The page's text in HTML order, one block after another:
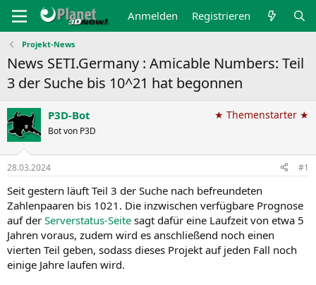
Anmelden Registrieren
Projekt-News
News SETI.Germany : Amicable Numbers: Teil
3 der Suche bis 10^21 hat begonnen
P3D-Bot
Bot von P3D
★ Themenstarter ★
28.03.2024 #1
Seit gestern läuft Teil 3 der Suche nach befreundeten
Zahlenpaaren bis 1021. Die inzwischen verfügbare Prognose
auf der Serverstatus-Seite sagt dafür eine Laufzeit von etwa 5
Jahren voraus, zudem wird es anschließend noch einen
vierten Teil geben, sodass dieses Projekt auf jeden Fall noch
einige Jahre laufen wird.